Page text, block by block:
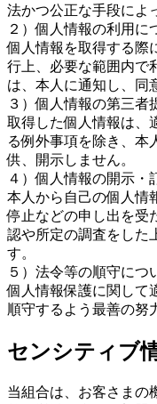
法かつ公正な手段によ
２）個人情報の利用に
個人情報を取得する際
行上、必要な範囲内で
は、本人に通知し、同
３）個人情報の第三者
取得した個人情報は、
る例外事項を除き、本
供、開示しません。
４）個人情報の開示・
本人から自己の個人情
停止などの申し出を受
認や所定の調査をした
す。
５）法令等の順守につ
個人情報保護に関して
順守するよう最善の努
センシティブ
当組合は、お客さまの